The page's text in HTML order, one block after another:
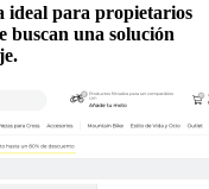
ideal para propietarios
buscan una solución